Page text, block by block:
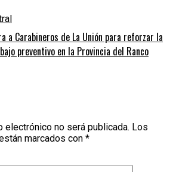
a Carabineros de La Unión para reforzar la
preventivo en la Provincia del Ranco
electrónico no será publicada. Los
marcados con *